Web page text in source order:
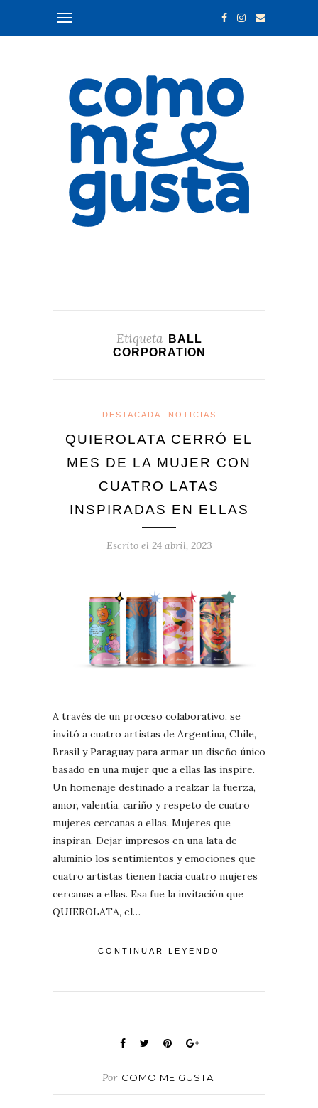
Etiqueta
BALL
CORPORATION
DESTACADA NOTICIAS
QUIEROLATA CERRÓ EL
MES DE LA MUJER CON
CUATRO LATAS
INSPIRADAS EN ELLAS
Escrito el 24 abril, 2023
A través de un proceso colaborativo, se
invitó a cuatro artistas de Argentina, Chile,
Brasil y Paraguay para armar un diseño único
basado en una mujer que a ellas las inspire.
Un homenaje destinado a realzar la fuerza,
amor, valentía, cariño y respeto de cuatro
mujeres cercanas a ellas. Mujeres que
inspiran. Dejar impresos en una lata de
aluminio los sentimientos y emociones que
cuatro artistas tienen hacia cuatro mujeres
cercanas a ellas. Esa fue la invitación que
QUIEROLATA, el…
CONTINUAR LEYENDO
Por COMO ME GUSTA